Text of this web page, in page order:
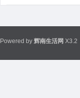
Powered by 辉南生活网 X3.2